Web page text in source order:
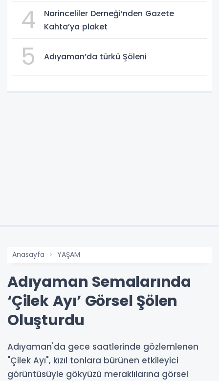
4
Narinceliler Derneği’nden Gazete
Kahta’ya plaket
5 Adıyaman’da türkü Şöleni
Anasayfa YAŞAM
Adıyaman Semalarında
‘Çilek Ayı’ Görsel Şölen
Oluşturdu
Adıyaman'da gece saatlerinde gözlemlenen
"Çilek Ayı", kızıl tonlara bürünen etkileyici
görüntüsüyle gökyüzü meraklılarına görsel